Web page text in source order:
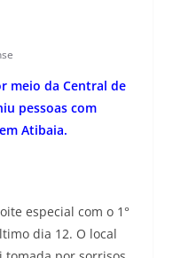
meio da Central de
pessoas com
Atibaia.
especial com o 1°
dia 12. O local